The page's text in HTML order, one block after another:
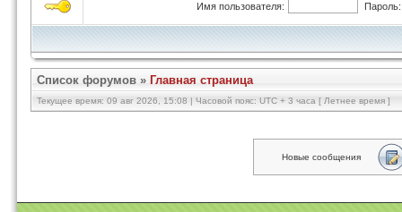
Имя пользователя: Пароль:
Список форумов » Главная страница
Текущее время: 09 авг 2026, 15:08 | Часовой пояс: UTC + 3 часа [ Летнее время ]
Новые сообщения